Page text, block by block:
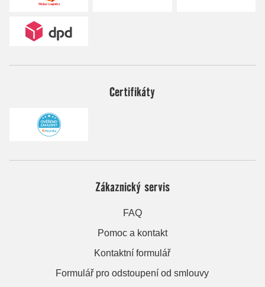
Certifikáty
Zákaznický servis
FAQ
Pomoc a kontakt
Kontaktní formulář
Formulář pro odstoupení od smlouvy